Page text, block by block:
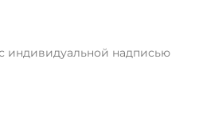
индивидуальной надписью